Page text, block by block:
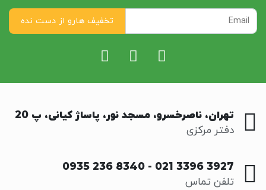
تهران، ناصرخسرو، مسجد نور، پاساژ کیانی، پ 20
دفتر مرکزی
021 3396 3927
-
0935 236 8340
تلفن تماس